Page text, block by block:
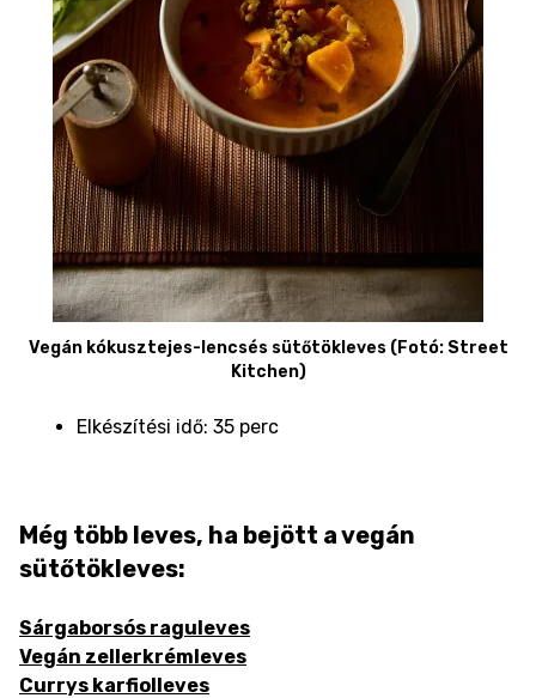
Vegán kókusztejes-lencsés sütőtökleves (Fotó: Street
Kitchen)
Elkészítési idő: 35 perc
Még több leves, ha bejött a vegán
sütőtökleves:
Sárgaborsós raguleves
Vegán zellerkrémleves
Currys karfiolleves